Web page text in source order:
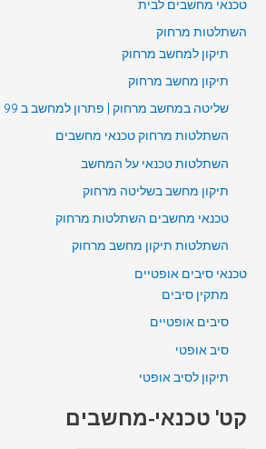
טכנאי מחשבים לבית
השתלטות מרחוק
תיקון למחשב מרחוק
תיקון מחשב מרחוק
שליטה במחשב מרחוק | פתרון למחשב ב 99 ₪
השתלטות מרחוק טכנאי מחשבים
השתלטות טכנאי על המחשב
תיקון מחשב בשליטה מרחוק
טכנאי מחשבים השתלטות מרחוק
השתלטות תיקון מחשב מרחוק
טכנאי סיבים אופטיים
מתקין סיבים
סיבים אופטיים
סיב אופטי
תיקון לסיב אופטי
קט' טכנאי-מחשבים